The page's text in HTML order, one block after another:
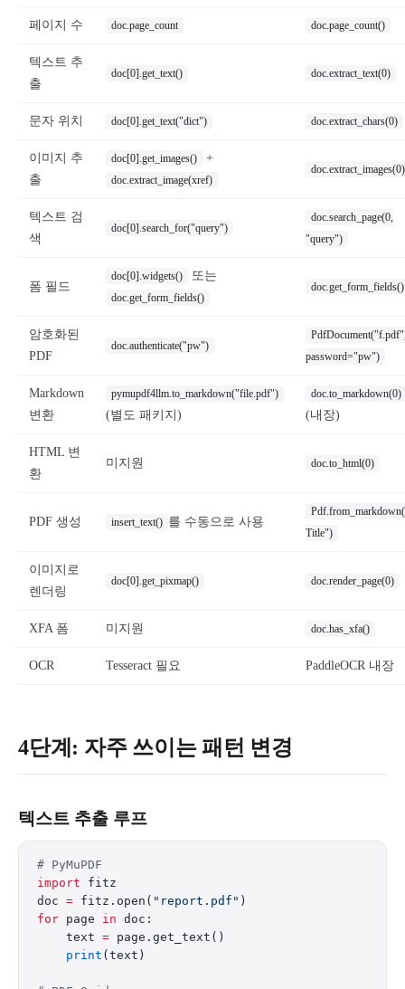
페이지 수 doc.page_count doc.page_count()
텍스트 추
출
doc[0].get_text() doc.extract_text(0)
문자 위치 doc[0].get_text("dict") doc.extract_chars(0)
이미지 추
출
doc[0].get_images() +
doc.extract_image(xref)
doc.extract_images(0)
텍스트 검
색
doc[0].search_for("query")
doc.search_page(0,
"query")
폼 필드
doc[0].widgets() 또는
doc.get_form_fields()
doc.get_form_fields()
암호화된
PDF
doc.authenticate("pw")
password="pw")
Markdown
변환
pymupdf4llm.to_markdown("file.pdf")
(별도 패키지)
doc.to_markdown(0)
(내장)
HTML 변
환
미지원 doc.to_html(0)
PDF 생성 insert_text() 를 수동으로 사용
Title")
이미지로
렌더링
doc[0].get_pixmap() doc.render_page(0)
XFA 폼 미지원 doc.has_xfa()
OCR Tesseract 필요 PaddleOCR 내장
4단계: 자주 쓰이는 패턴 변경
텍스트 추출 루프
# PyMuPDF
import fitz
doc = fitz.open( "report.pdf" )
for page in doc:
    text
= page.get_text()
    print
(text)